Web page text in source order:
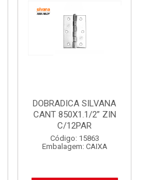
DOBRADICA SILVANA
CANT 850X1.1/2” ZIN
C/12PAR
Código: 15863
Embalagem: CAIXA